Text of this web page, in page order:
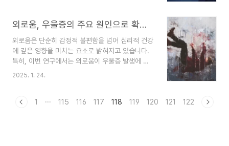
24,656명.21%: 30~64세79%: 65세 이상방법:
운동 습관(월 1회 미만, 저~중강도, 고강도)을 분
석.Poisson 회귀 분석과 로지스틱 회귀 분석을 통
해 독감과 관련된 자연사, 심혈관질환(CVD), 호흡
기질환 사망률 평가.결과 요약운동 빈도와 독감 사
외로움, 우울증의 주요 원인으로 확인되다
외로움은 단순히 감정적 불편함을 넘어 심리적 건강
에 깊은 영향을 미치는 요소로 밝혀지고 있습니다.
특히, 이번 연구에서는 외로움이 우울증 발생에 미
치는 영향을 메타분석을 통해 검토하여, 외로움이
서 장애로, 그 형성과 유지에는 다양한 부정적 감정
2025. 1. 24.
1 ··· 115 116 117 118 119 120 121 122